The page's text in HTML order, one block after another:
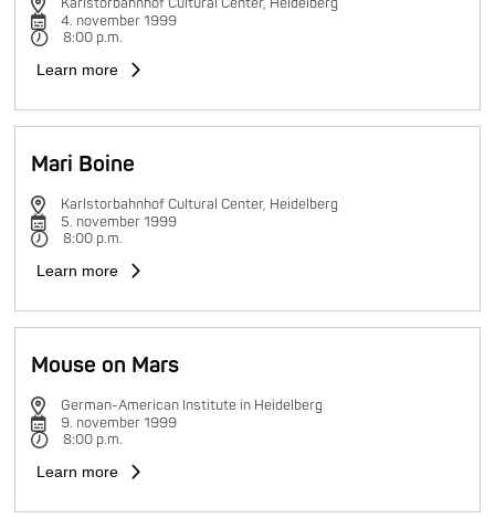
4. november 1999
8:00 p.m.
Learn more
Mari Boine
Karlstorbahnhof Cultural Center, Heidelberg
5. november 1999
8:00 p.m.
Learn more
Mouse on Mars
German-American Institute in Heidelberg
9. november 1999
8:00 p.m.
Learn more